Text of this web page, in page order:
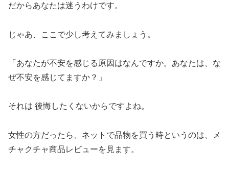
だからあなたは迷うわけです。
じゃあ、ここで少し考えてみましょう。
「あなたが不安を感じる原因はなんですか。あなたは、な
ぜ不安を感じてますか？」
それは 後悔したくないからですよね。
女性の方だったら、ネットで品物を買う時というのは、メ
チャクチャ商品レビューを見ます。